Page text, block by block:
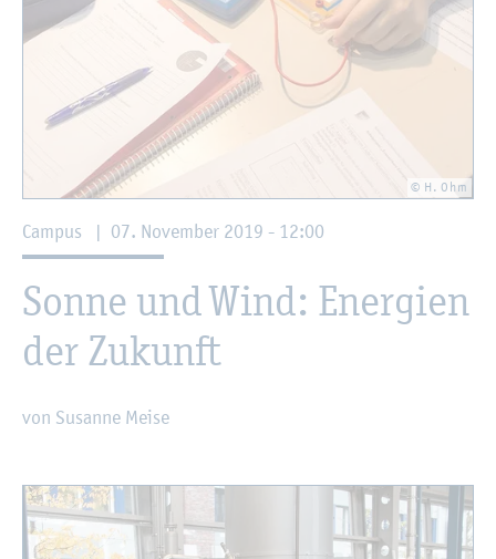
© H. Ohm
Cam­pus | 07. No­vem­ber 2019 - 12:00
Sonne und Wind: En­er­gi­en
der Zu­kunft
von Su­san­ne Meise
Fach­hoch­schu­le Kiel